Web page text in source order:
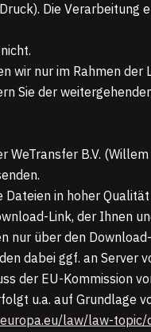
Die Verarbeitung
wir nur im Rahmen
Sie der
WeTransfer B.V.
in hoher
Link, der Ihnen
nur über den
dabei ggf. an Server
der EU-Kommission
u.a. auf Grundlage
law/law-